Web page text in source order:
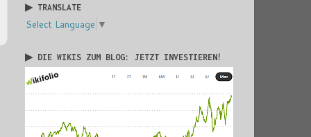
▶ TRANSLATE
Select Language ▼
▶ DIE WIKIS ZUM BLOG: JETZT INVESTIEREN!